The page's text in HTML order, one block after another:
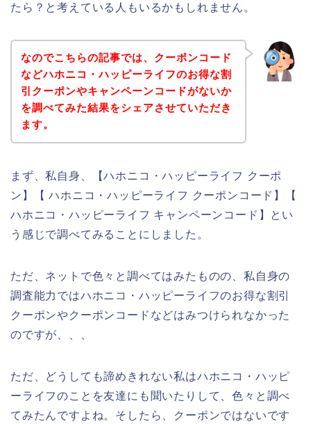
たら？と考えている人もいるかもしれません。
なのでこちらの記事では、クーポンコード
などハホニコ・ハッピーライフのお得な割
引クーポンやキャンペーンコードがないか
を調べてみた結果をシェアさせていただき
ます。
まず、私自身、【ハホニコ・ハッピーライフ クーポ
ン】【 ハホニコ・ハッピーライフ クーポンコード】【
ハホニコ・ハッピーライフ キャンペーンコード】とい
う感じで調べてみることにしました。
ただ、ネットで色々と調べてはみたものの、私自身の
調査能力ではハホニコ・ハッピーライフのお得な割引
クーポンやクーポンコードなどはみつけられなかった
のですが、、、
ただ、どうしても諦めきれない私はハホニコ・ハッピ
ーライフのことを友達にも聞いたりして、色々と調べ
てみたんですよね。そしたら、クーポンではないです